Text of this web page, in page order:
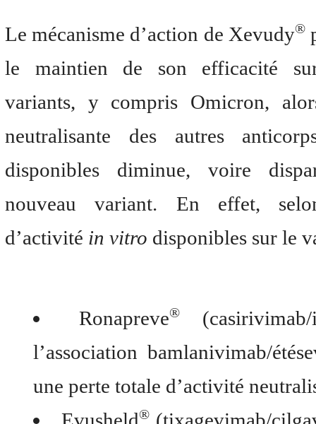
Le mécanisme d’action de Xevudy®
le maintien de son efficacité
variants, y compris Omicron,
neutralisante des autres
disponibles diminue, voire
nouveau variant. En effet,
d’activité in vitro disponibles sur le
Ronapreve®(casirivimab/
l’association bamlanivimab/
une perte totale d’activité
®